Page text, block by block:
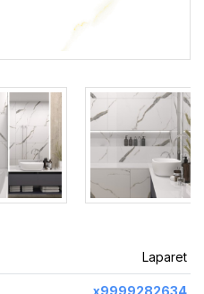
Laparet
х9999282634